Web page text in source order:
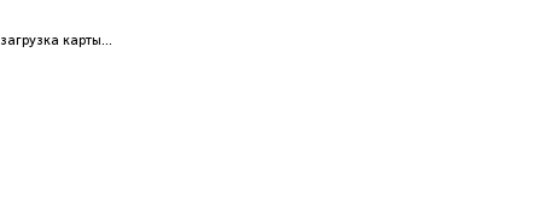
загрузка карты...